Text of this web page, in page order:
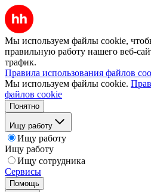
Мы используем файлы cookie,
правильную работу нашего веб-
трафик.
Правила использования файлов
Мы используем файлы cookie.
файлов cookie
Понятно
Ищу работу
Ищу работу
Ищу работу
Ищу сотрудника
Сервисы
Помощь